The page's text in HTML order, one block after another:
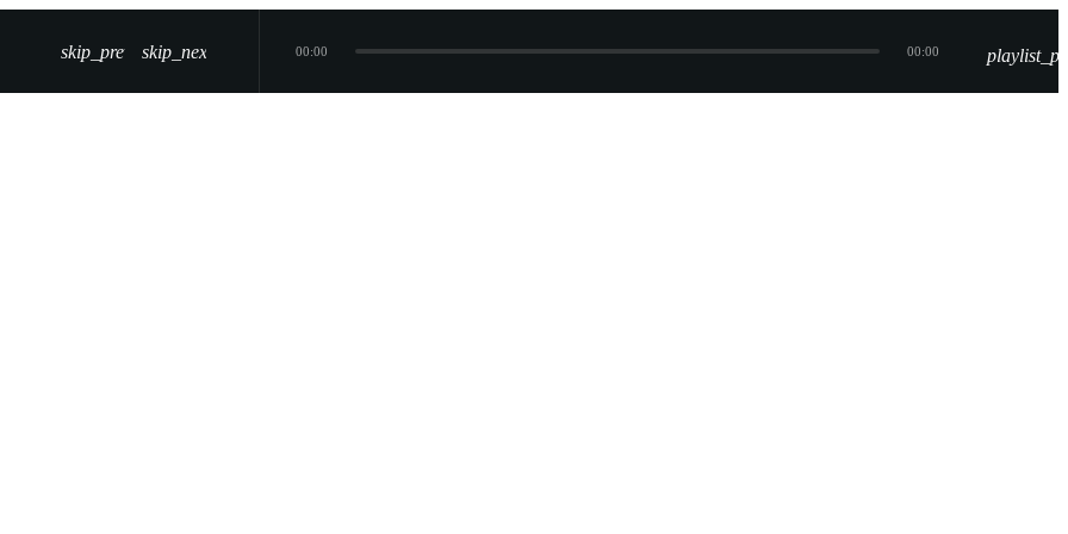
skip_previousskip_next 00:00 00:00